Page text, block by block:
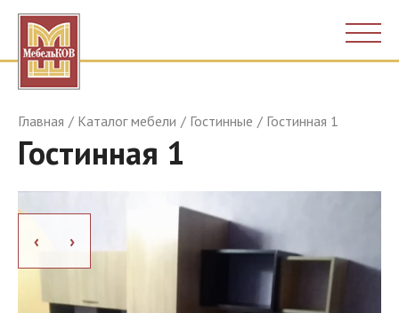
Главная Каталог мебели Гостинные Гостинная 1
Гостинная 1
› ›